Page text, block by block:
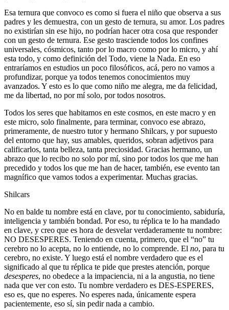
Esa ternura que convoco es como si fuera el niño que observa a sus
padres y les demuestra, con un gesto de ternura, su amor. Los padres
no existirían sin ese hijo, no podrían hacer otra cosa que responder
con un gesto de ternura. Ese gesto trasciende todos los confines
universales, cósmicos, tanto por lo macro como por lo micro, y ahí
esta todo, y como definición del Todo, viene la Nada. En eso
entraríamos en estudios un poco filosóficos, acá, pero no vamos a
profundizar, porque ya todos tenemos conocimientos muy
avanzados. Y esto es lo que como niño me alegra, me da felicidad,
me da libertad, no por mí solo, por todos nosotros.
Todos los seres que habitamos en este cosmos, en este macro y en
este micro, solo finalmente, para terminar, convoco ese abrazo,
primeramente, de nuestro tutor y hermano Shilcars, y por supuesto
del entorno que hay, sus amables, queridos, sobran adjetivos para
calificarlos, tanta belleza, tanta preciosidad. Gracias hermano, un
abrazo que lo recibo no solo por mí, sino por todos los que me han
precedido y todos los que me han de hacer, también, ese evento tan
magnífico que vamos todos a experimentar. Muchas gracias.
Shilcars
No en balde tu nombre está en clave, por tu conocimiento, sabiduría,
inteligencia y también bondad. Por eso, tu réplica te lo ha mandado
en clave, y creo que es hora de desvelar verdaderamente tu nombre:
NO DESESPERES. Teniendo en cuenta, primero, que el “no” tu
cerebro no lo acepta, no lo entiende, no lo comprende. El no, para tu
cerebro, no existe. Y luego está el nombre verdadero que es el
significado al que tu réplica te pide que prestes atención, porque
desesperes, no obedece a la impaciencia, ni a la angustia, no tiene
nada que ver con esto. Tu nombre verdadero es DES-ESPERES,
eso es, que no esperes. No esperes nada, únicamente espera
pacientemente, eso sí, sin pedir nada a cambio.